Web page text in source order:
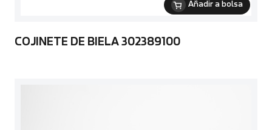
Añadir a bolsa
COJINETE DE BIELA 302389100